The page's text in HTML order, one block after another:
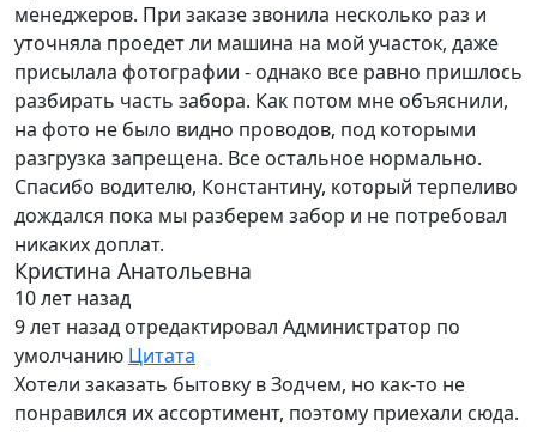
менеджеров. При заказе звонила несколько раз и
уточняла проедет ли машина на мой участок, даже
присылала фотографии - однако все равно пришлось
разбирать часть забора. Как потом мне объяснили,
на фото не было видно проводов, под которыми
разгрузка запрещена. Все остальное нормально.
Спасибо водителю, Константину, который терпеливо
дождался пока мы разберем забор и не потребовал
никаких доплат.
Кристина Анатольевна
10 лет назад
9 лет назад отредактировал Администратор по
умолчанию Цитата
Хотели заказать бытовку в Зодчем, но как-то не
понравился их ассортимент, поэтому приехали сюда.